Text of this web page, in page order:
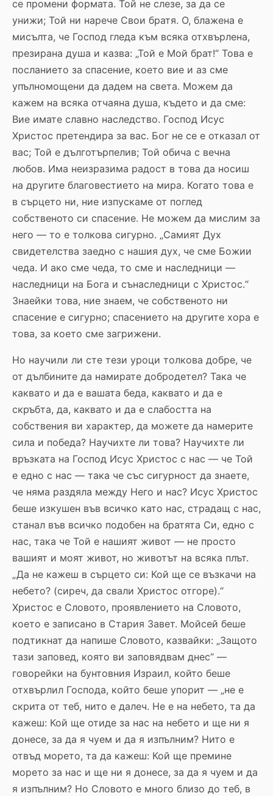
се промени формата. Той не слезе, за да се
унижи; Той ни нарече Свои братя. О, блажена е
мисълта, че Господ гледа към всяка отхвърлена,
презирана душа и казва: „Той е Мой брат!“ Това е
посланието за спасение, което вие и аз сме
упълномощени да дадем на света. Можем да
кажем на всяка отчаяна душа, където и да сме:
Вие имате славно наследство. Господ Исус
Христос претендира за вас. Бог не се е отказал от
вас; Той е дълготърпелив; Той обича с вечна
любов. Има неизразима радост в това да носиш
на другите благовестието на мира. Когато това е
в сърцето ни, ние изпускаме от поглед
собственото си спасение. Не можем да мислим за
него — то е толкова сигурно. „Самият Дух
свидетелства заедно с нашия дух, че сме Божии
чеда. И ако сме чеда, то сме и наследници —
наследници на Бога и сънаследници с Христос.“
Знаейки това, ние знаем, че собственото ни
спасение е сигурно; спасението на другите хора е
това, за което сме загрижени.
Но научили ли сте тези уроци толкова добре, че
от дълбините да намирате добродетел? Така че
каквато и да е вашата беда, каквато и да е
скръбта, да, каквато и да е слабостта на
собствения ви характер, да можете да намерите
сила и победа? Научихте ли това? Научихте ли
връзката на Господ Исус Христос с нас — че Той
е едно с нас — така че със сигурност да знаете,
че няма раздяла между Него и нас? Исус Христос
беше изкушен във всичко като нас, страдащ с нас,
станал във всичко подобен на братята Си, едно с
нас, така че Той е нашият живот — не просто
вашият и моят живот, но животът на всяка плът.
„Да не кажеш в сърцето си: Кой ще се възкачи на
небето? (сиреч, да свали Христос отгоре).“
Христос е Словото, проявлението на Словото,
което е записано в Стария Завет. Мойсей беше
подтикнат да напише Словото, казвайки: „Защото
тази заповед, която ви заповядвам днес“ —
говорейки на бунтовния Израил, който беше
отхвърлил Господа, който беше упорит — „не е
скрита от теб, нито е далеч. Не е на небето, та да
кажеш: Кой ще отиде за нас на небето и ще ни я
донесе, за да я чуем и да я изпълним? Нито е
отвъд морето, та да кажеш: Кой ще премине
морето за нас и ще ни я донесе, за да я чуем и да
я изпълним? Но Словото е много близо до теб, в